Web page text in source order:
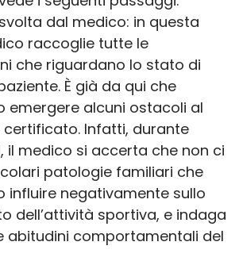
dal medico: in questa
raccoglie tutte le
che riguardano lo stato di
È già da qui che
emergere alcuni ostacoli al
certificato. Infatti, durante
il medico si accerta che non ci
patologie familiari che
influire negativamente sullo
dell’attività sportiva, e indaga
abitudini comportamentali del